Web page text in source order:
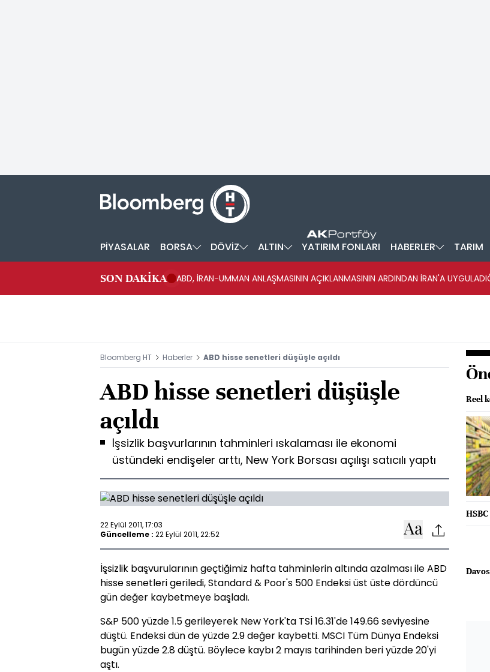
PİYASALAR BORSA DÖVİZ ALTIN YATIRIM FONLARI HABERLER TARIM
SON DAKİKA ABD, İRAN-UMMAN ANLAŞMASININ AÇIKLANMASININ ARDINDAN İRAN'A
Bloomberg HT Haberler ABD hisse senetleri düşüşle açıldı
ABD hisse senetleri düşüşle
açıldı
İşsizlik başvurlarının tahminleri ıskalaması ile ekonomi
üstündeki endişeler arttı, New York Borsası açılışı satıcılı yaptı
22 Eylül 2011, 17:03
Güncelleme : 22 Eylül 2011, 22:52
İşsizlik başvurularının geçtiğimiz hafta tahminlerin altında azalması ile ABD
hisse senetleri geriledi, Standard & Poor's 500 Endeksi üst üste dördüncü
gün değer kaybetmeye başladı.
S&P 500 yüzde 1.5 gerileyerek New York'ta TSİ 16.31'de 149.66 seviyesine
düştü. Endeksi dün de yüzde 2.9 değer kaybetti. MSCI Tüm Dünya Endeksi
bugün yüzde 2.8 düştü. Böylece kaybı 2 mayıs tarihinden beri yüzde 20'yi
aştı.
Reel